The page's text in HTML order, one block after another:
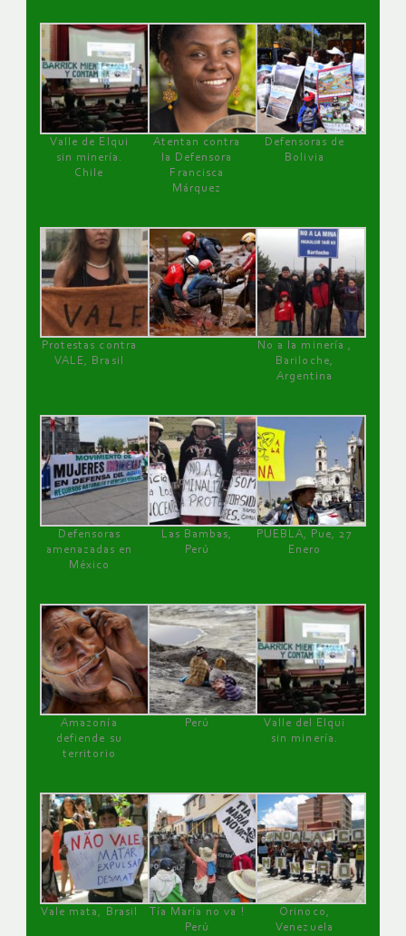
Valle de Elqui
sin minería.
Chile
Atentan contra
la Defensora
Francisca
Márquez
Defensoras de
Bolivia
Protestas contra
VALE, Brasil
No a la minería ,
Bariloche,
Argentina
Defensoras
amenazadas en
México
Las Bambas,
Perú
PUEBLA, Pue, 27
Enero
Amazonía
defiende su
territorio
Perú
Valle del Elqui
sin minería.
Vale mata, Brasil
Tía María no va !
Perú
Orinoco,
Venezuela